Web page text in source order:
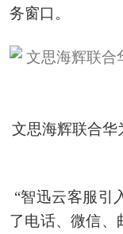
务窗口。
文思海辉联合华
“智迅云客服引
了电话、微信、